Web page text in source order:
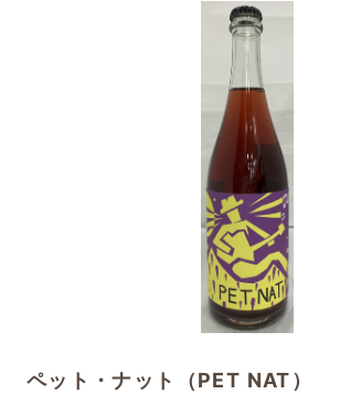
ペット・ナット（PET NAT）